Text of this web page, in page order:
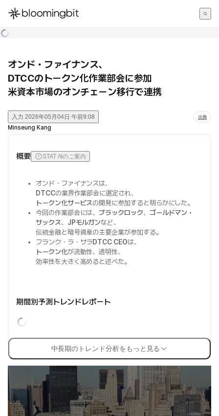
한국어
オンド・ファイナンス、
DTCCのトークン化作業部会に参加
米資本市場のオンチェーン移行で連携
入力 2026年05月04日 午前9:08 出典
Minseung Kang
概要 STAT AIのご案内
オンド・ファイナンスは、
DTCCの業界作業部会に選定され、
トークン化サービスの開発に参加すると明らかにした。
今回の作業部会には、ブラックロック、 ゴールドマン・
サックス、 JPモルガンなど、
伝統金融と暗号資産の主要企業が参加する。
フランク・ラ・サラDTCC CEOは、
トークン化が流動性、透明性、
効率性を大きく高めると述べた。
期間別予測トレンドレポート
中長期のトレンド分析をもっと見る